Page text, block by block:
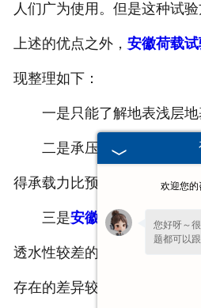
人们广为使用。但是这种试
上述的优点之外， 安徽荷载
现整理如下：
一是只能了解地表浅层地
二是承压板的小于实际基
得承载力比预估值偏低。
三是安徽荷载试验的加载
透水性较差的软粘土等土质，
存在的差异较大，由此对确定
欢迎您的
您好呀～
题都可以跟